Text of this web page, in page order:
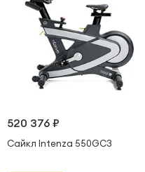
520 376 ₽
Сайкл Intenza 550GC3